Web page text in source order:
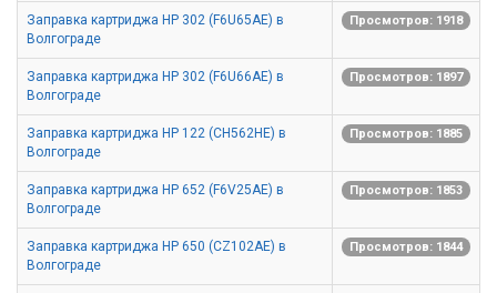
Заправка картриджа HP 302 (F6U65AE) в
Волгограде
Просмотров: 1918
Заправка картриджа HP 302 (F6U66AE) в
Волгограде
Просмотров: 1897
Заправка картриджа HP 122 (CH562HE) в
Волгограде
Просмотров: 1885
Заправка картриджа HP 652 (F6V25AE) в
Волгограде
Просмотров: 1853
Заправка картриджа HP 650 (CZ102AE) в
Волгограде
Просмотров: 1844